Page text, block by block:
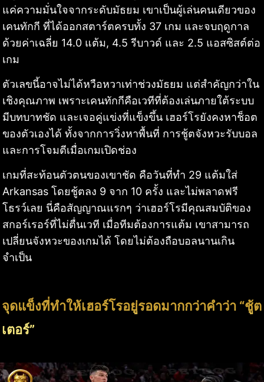
แค่ความมั่นใจจากระดับมัธยม เขาเป็นผู้เล่นคนเดียวของ
เคนทักกี ที่ได้ออกสตาร์ตครบทั้ง 37 เกม และจบฤดูกาล
ด้วยค่าเฉลี่ย 14.0 แต้ม, 4.5 รีบาวด์ และ 2.5 แอสซิสต์ต่อ
เกม
ตัวเลขนี้อาจไม่ได้หวือหวาเท่าช่วงมัธยม แต่สำคัญกว่าใน
เชิงคุณภาพ เพราะเคนทักกีคือเวทีที่ต้องเล่นภายใต้ระบบ
มีบทบาทชัด และเจอคู่แข่งที่แข็งขึ้น เฮอร์โรยังคงหาช็อต
ของตัวเองได้ ทั้งจากการวิ่งหาพื้นที่ การชู้ตจังหวะรับบอล
และการโจมตีเมื่อเกมเปิดช่อง
เกมที่สะท้อนตัวตนของเขาชัด คือวันที่ทำ 29 แต้มใส่
Arkansas โดยชู้ตลง 9 จาก 10 ครั้ง และไม่พลาดฟรี
โธรว์เลย นี่คือสัญญาณแรกๆ ว่าเฮอร์โรมีคุณสมบัติของ
สกอร์เรอร์ที่ไม่ตื่นเวที เมื่อทีมต้องการแต้ม เขาสามารถ
เปลี่ยนจังหวะของเกมได้ โดยไม่ต้องถือบอลนานเกิน
จำเป็น
จุดแข็งที่ทำให้เฮอร์โรอยู่รอดมากกว่าคำว่า “ชู้ต
เตอร์”